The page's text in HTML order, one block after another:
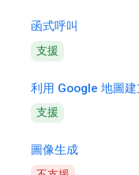
函式呼叫
支援
利用 Google 地圖
支援
圖像生成